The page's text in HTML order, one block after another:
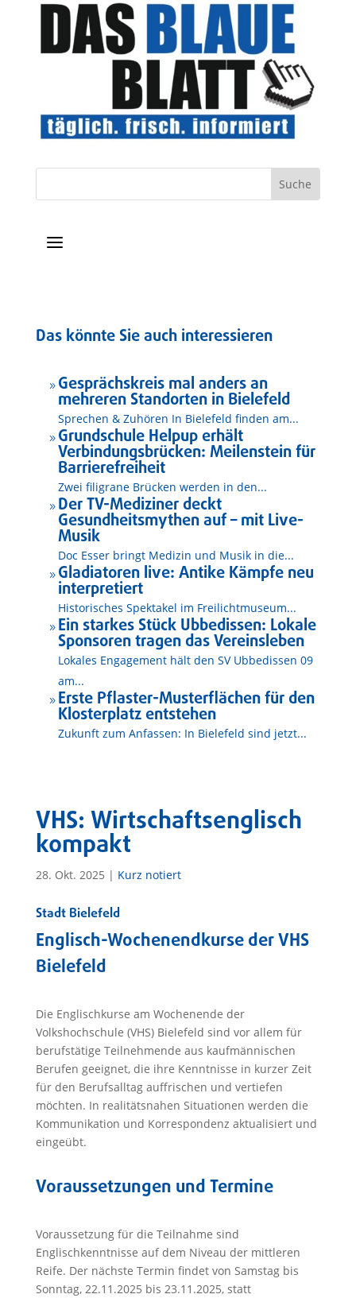
a
Das könnte Sie auch interessieren
9 Gesprächskreis mal anders an
mehreren Standorten in Bielefeld
Sprechen & Zuhören In Bielefeld finden am...
9 Grundschule Helpup erhält
Verbindungsbrücken: Meilenstein für
Barrierefreiheit
Zwei filigrane Brücken werden in den...
9 Der TV-Mediziner deckt
Gesundheitsmythen auf – mit Live-
Musik
Doc Esser bringt Medizin und Musik in die...
9 Gladiatoren live: Antike Kämpfe neu
interpretiert
Historisches Spektakel im Freilichtmuseum...
9 Ein starkes Stück Ubbedissen: Lokale
Sponsoren tragen das Vereinsleben
Lokales Engagement hält den SV Ubbedissen 09
am...
9 Erste Pflaster-Musterflächen für den
Klosterplatz entstehen
Zukunft zum Anfassen: In Bielefeld sind jetzt...
VHS: Wirtschaftsenglisch
kompakt
28. Okt. 2025 | Kurz notiert
Stadt Bielefeld
Englisch-Wochenendkurse der VHS
Bielefeld
Die Englischkurse am Wochenende der
Volkshochschule (VHS) Bielefeld sind vor allem für
berufstätige Teilnehmende aus kaufmännischen
Berufen geeignet, die ihre Kenntnisse in kurzer Zeit
für den Berufsalltag auffrischen und vertiefen
möchten. In realitätsnahen Situationen werden die
Kommunikation und Korrespondenz aktualisiert und
eingeübt.
Voraussetzungen und Termine
Voraussetzung für die Teilnahme sind
Englischkenntnisse auf dem Niveau der mittleren
Reife. Der nächste Termin findet von Samstag bis
Sonntag, 22.11.2025 bis 23.11.2025, statt